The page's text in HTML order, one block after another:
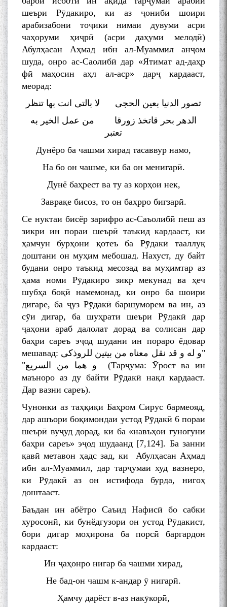
шеъри Рӯдакиро, ки аз ҷониби шоири
арабизабони тоҷики нимаи дувуми асри
чаҳоруми ҳиҷрӣ (асри даҳуми мелодӣ)
Абулҳасан Аҳмад ибн ал-Муаммил анҷом
шуда, онро ас-Саолибӣ дар «Ятимат ад-даҳр
фӣ маҳосин аҳл ал-аср» дарҷ кардааст,
меорад:
تصور الدنیا بعین الحجی لا بالتی انت بها تنظر
الدهر بحر قاتخذ زورقا من عمل الخیر به
تعتبر
Дунёро ба чашми хирад тасаввур намо,
На бо он чашме, ки ба он менигарӣ.
Дунё баҳрест ва ту аз корҳои нек,
Заврақе бисоз, то он баҳрро бигзарӣ.
Се нуктаи бисёр зарифро ас-Саъолибӣ пеш аз
зикри ин пораи шеърӣ таъкид кардааст, ки
ҳамчун бурҳони қотеъ ба Рӯдакӣ тааллуқ
доштани он муҳим мебошад. Нахуст, ду байт
будани онро таъкид месозад ва муҳимтар аз
ҳама номи Рӯдакиро зикр мекунад ва ҳеч
шубҳа боқӣ намемонад, ки онро ба шоири
дигаре, ба ҷуз Рӯдакӣ баршуморем ва ин, аз
сӯи дигар, ба шуҳрати шеъри Рӯдакӣ дар
ҷаҳони араб далолат дорад ва солисан дар
баҳри сареъ эҷод шудани ин пораро ёдовар
мешавад: "و له و قد نقل معناه من بیتین للروذکی
و هما من السریع" (Тарҷума: Ӯрост ва ин
маъноро аз ду байти Рӯдакӣ нақл кардааст.
Дар вазни сареъ).
Чунонки аз таҳқиқи Баҳром Сирус бармеояд,
дар ашъори боқимондаи устод Рӯдакӣ 6 пораи
шеърӣ вуҷуд дорад, ки ба «навъҳои гуногуни
баҳри сареъ» эҷод шудаанд [7,124]. Ба занни
қавӣ метавон ҳадс зад, ки Абулҳасан Аҳмад
ибн ал-Муаммил, дар тарҷумаи худ вазнеро,
ки Рӯдакӣ аз он истифода бурда, нигоҳ
доштааст.
Баъдан ин абётро Саъид Нафисӣ бо сабки
хуросонӣ, ки бунёдгузори он устод Рӯдакист,
бори дигар моҳирона ба порсӣ баргардон
кардааст:
Ин ҷаҳонро нигар ба чашми хирад,
Не бад-он чашм к-андар ӯ нигарӣ.
Ҳамчу дарёст в-аз накӯкорӣ,